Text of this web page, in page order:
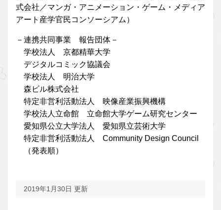
式会社／マンガ・アニメーション・ゲーム・メディア
アート産学官民コンソーシアム）
－連携共同事業 報告団体－
学校法人 京都精華大学
デジタルコミック協議会
学校法人 明治大学
森ビル株式会社
特定非営利活動法人 映像産業振興機構
学校法人立命館 立命館大学ゲーム研究センター
愛知県公立大学法人 愛知県立芸術大学
特定非営利活動法人 Community Design Council
（発表順）
2019年1月30日 更新